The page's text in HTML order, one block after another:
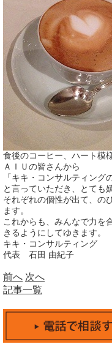
食後のコーヒー、ハート模
ＡＩＵの皆さんから
「キキ・コンサルティング
と言っていただき、とても
それぞれの個性が出て、の
ます。
これからも、みんなで力を
きるようにしてゆきます。
キキ・コンサルティング
代表 石田 由紀子
前へ 次へ
記事一覧